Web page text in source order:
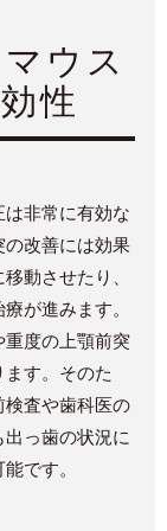
ウス
性
非常に有効な
の改善には効果
動させたり、
が進みます。
重度の上顎前突
す。そのた
検査や歯科医の
っ歯の状況に
です。